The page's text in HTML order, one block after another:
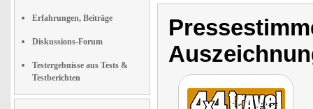
Erfahrungen, Beiträge
Diskussions-Forum
Testergebnisse aus Tests &
Testberichten